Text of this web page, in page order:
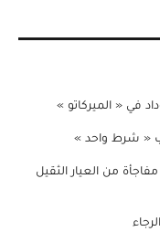
في « الميركاتو »
« شرط واحد »
من العيار الثقيل